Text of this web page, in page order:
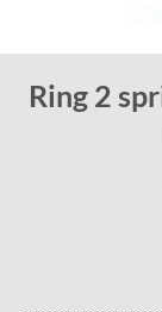
Ring 2